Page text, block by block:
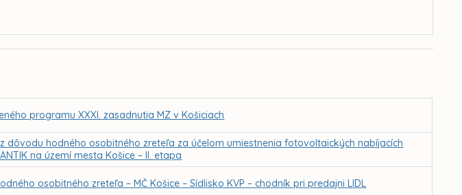
programu XXXI. zasadnutia MZ v Košiciach
dôvodu hodného osobitného zreteľa za účelom umiestnenia fotovoltaických nabíjacích
na území mesta Košice – II. etapa
osobitného zreteľa – MČ Košice – Sídlisko KVP – chodník pri predajni LIDL